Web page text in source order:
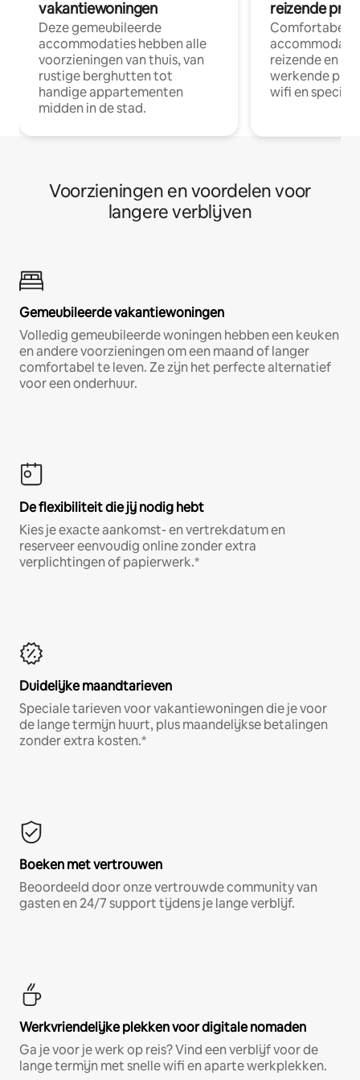
vakantiewoningen
Deze gemeubileerde
accommodaties hebben alle
voorzieningen van thuis, van
rustige berghutten tot
handige appartementen
midden in de stad.
reizende
Comfortabele
reizende en
werkende
wifi en
Voorzieningen en voordelen voor
langere verblijven
Gemeubileerde vakantiewoningen
Volledig gemeubileerde woningen hebben een keuken
en andere voorzieningen om een maand of langer
comfortabel te leven. Ze zijn het perfecte alternatief
voor een onderhuur.
De flexibiliteit die jij nodig hebt
Kies je exacte aankomst- en vertrekdatum en
reserveer eenvoudig online zonder extra
verplichtingen of papierwerk.*
Duidelijke maandtarieven
Speciale tarieven voor vakantiewoningen die je voor
de lange termijn huurt, plus maandelijkse betalingen
zonder extra kosten.*
Boeken met vertrouwen
Beoordeeld door onze vertrouwde community van
gasten en 24/7 support tijdens je lange verblijf.
Werkvriendelijke plekken voor digitale nomaden
Ga je voor je werk op reis? Vind een verblijf voor de
lange termijn met snelle wifi en aparte werkplekken.